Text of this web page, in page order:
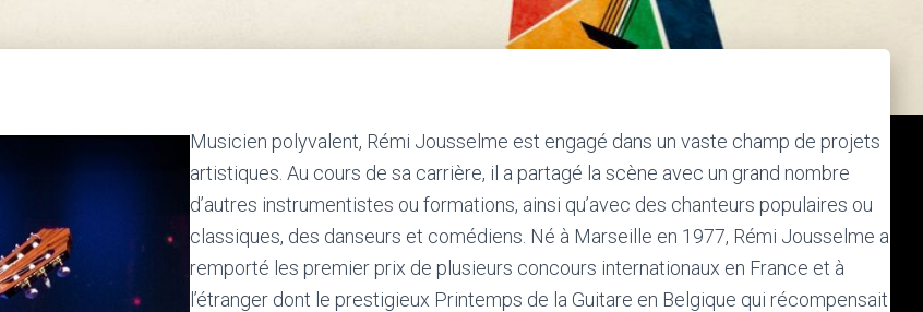
Musicien polyvalent, Rémi Jousselme est engagé dans un vaste champ de projets
artistiques. Au cours de sa carrière, il a partagé la scène avec un grand nombre
d’autres instrumentistes ou formations, ainsi qu’avec des chanteurs populaires ou
classiques, des danseurs et comédiens. Né à Marseille en 1977, Rémi Jousselme a
remporté les premier prix de plusieurs concours internationaux en France et à
l’étranger dont le prestigieux Printemps de la Guitare en Belgique qui récompensait